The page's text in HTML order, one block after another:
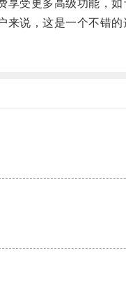
受更多高级功能，如
说，这是一个不错的